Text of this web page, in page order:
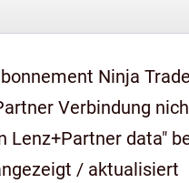
Ninja
Verbindung
Lenz+Partner data"
/ aktualisiert